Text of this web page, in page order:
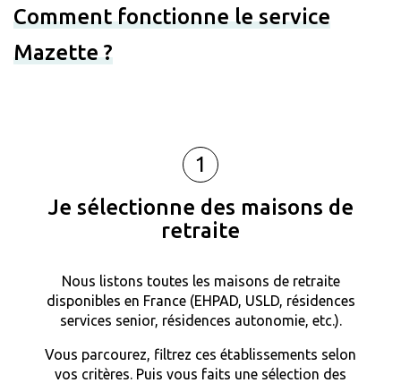
Comment fonctionne le service
Mazette ?
1
Je sélectionne des maisons de
retraite
Nous listons toutes les maisons de retraite
disponibles en France (EHPAD, USLD, résidences
services senior, résidences autonomie, etc.).
Vous parcourez, filtrez ces établissements selon
vos critères. Puis vous faits une sélection des